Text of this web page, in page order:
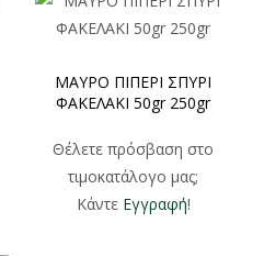
ΜΑΥΡΟ ΠΙΠΕΡΙ ΣΠΥΡΙ
ΦΑΚΕΛΑΚΙ 50gr 250gr
Θέλετε πρόσβαση στο
τιμοκατάλογο μας;
Κάντε Εγγραφή!